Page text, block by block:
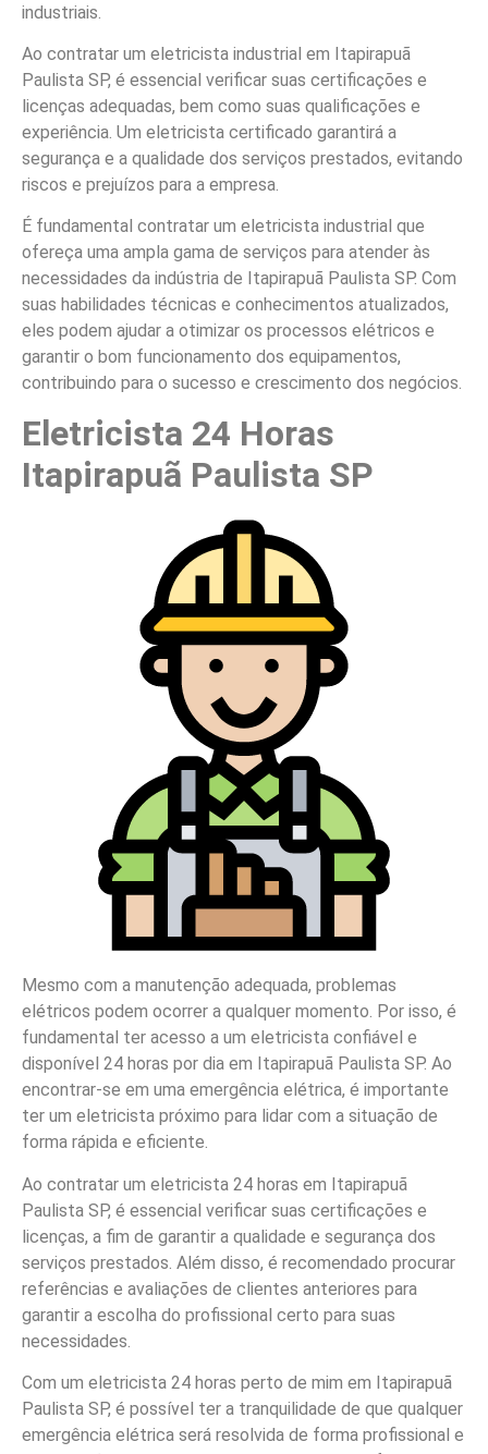
industriais.
Ao contratar um eletricista industrial em Itapirapuã
Paulista SP, é essencial verificar suas certificações e
licenças adequadas, bem como suas qualificações e
experiência. Um eletricista certificado garantirá a
segurança e a qualidade dos serviços prestados, evitando
riscos e prejuízos para a empresa.
É fundamental contratar um eletricista industrial que
ofereça uma ampla gama de serviços para atender às
necessidades da indústria de Itapirapuã Paulista SP. Com
suas habilidades técnicas e conhecimentos atualizados,
eles podem ajudar a otimizar os processos elétricos e
garantir o bom funcionamento dos equipamentos,
contribuindo para o sucesso e crescimento dos negócios.
Eletricista 24 Horas
Itapirapuã Paulista SP
Mesmo com a manutenção adequada, problemas
elétricos podem ocorrer a qualquer momento. Por isso, é
fundamental ter acesso a um eletricista confiável e
disponível 24 horas por dia em Itapirapuã Paulista SP. Ao
encontrar-se em uma emergência elétrica, é importante
ter um eletricista próximo para lidar com a situação de
forma rápida e eficiente.
Ao contratar um eletricista 24 horas em Itapirapuã
Paulista SP, é essencial verificar suas certificações e
licenças, a fim de garantir a qualidade e segurança dos
serviços prestados. Além disso, é recomendado procurar
referências e avaliações de clientes anteriores para
garantir a escolha do profissional certo para suas
necessidades.
Com um eletricista 24 horas perto de mim em Itapirapuã
Paulista SP, é possível ter a tranquilidade de que qualquer
emergência elétrica será resolvida de forma profissional e